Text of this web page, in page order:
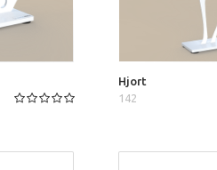
Hjort
142